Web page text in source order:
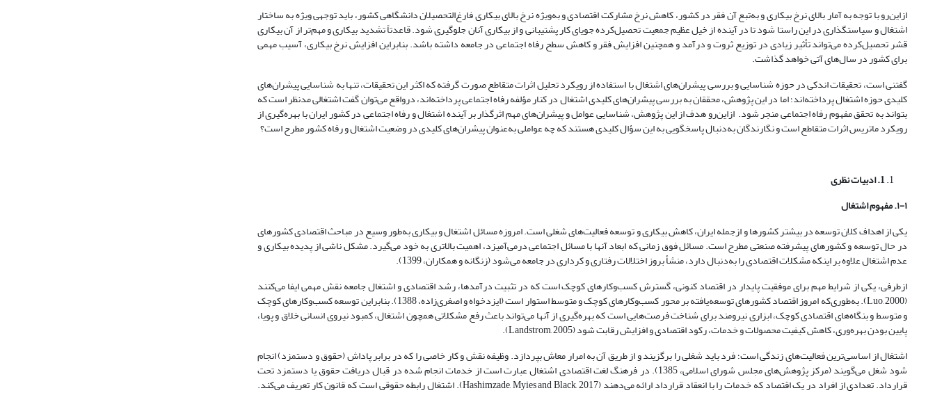
ازاین‌رو با توجه به آمار بالای نرخ بیکاری و به‌تبع آن فقر در کشور، کاهش نرخ مشارکت اقتصادی و به‌ویژه نرخ بالای بیکاری فارغ‌التحصیلان دانشگاهی کشور، باید توجهی ویژه به ساختار
اشتغال و سیاستگذاری در این راستا شود تا در آینده از خیل عظیم جمعیت تحصیل‌کرده جویای کار پشتیبانی و از بیکاری آنان جلوگیری شود. قاعدتاً تشدید بیکاری و مهم‌تر از آن بیکاری
قشر تحصیل‌کرده می‌تواند تأثیر زیادی در توزیع ثروت و درآمد و همچنین افزایش فقر و کاهش سطح رفاه اجتماعی در جامعه داشته باشد. بنابراین افزایش نرخ بیکاری، آسیب مهمی
برای کشور در سال‌های آتی خواهد گذاشت.
گفتنی است، تحقیقات اندکی در حوزه شناسایی و بررسی پیشران‌های اشتغال با استفاده از رویکرد تحلیل اثرات متقاطع صورت گرفته که اکثر این تحقیقات، تنها به شناسایی پیشران‌های
کلیدی حوزه اشتغال پرداخته‌اند؛ اما در این پژوهش، محققان به بررسی پیشران‌های کلیدی اشتغال در کنار مؤلفه رفاه اجتماعی پرداخته‌اند، درواقع می‌توان گفت اشتغالی مدنظر است که
بتواند به تحقق مفهوم رفاه اجتماعی منجر شود. از‌این‌رو هدف از این پژوهش، شناسایی عوامل و پیشران‌های مهم اثرگذار بر آینده اشتغال و رفاه اجتماعی در کشور ایران با بهره‌گیری از
رویکرد ماتریس اثرات متقاطع است و نگارندگان به‌دنبال پاسخگویی به این سؤال کلیدی هستند که چه عواملی به‌عنوان پیشران‌های کلیدی در وضعیت اشتغال و رفاه کشور مطرح است؟
1. ادبیات نظری
۱-۱. مفهوم اشتغال
یکی از اهداف کلان توسعه در بیشتر کشورها و ازجمله ایران، کاهش بیکاری و توسعه فعالیت‌های شغلی است. امروزه مسائل اشتغال و بیکاری به‌طور وسیع در مباحث اقتصادی کشورهای
در حال توسعه و کشورهای پیشرفته صنعتی مطرح است. مسائل فوق زمانی که ابعاد آنها با مسائل اجتماعی درمی‌آمیزد، اهمیت بالاتری به خود می‌گیرد. مشکل ناشی از پدیده بیکاری و
عدم اشتغال علاوه بر اینکه مشکلات اقتصادی را به‌دنبال دارد، منشأ بروز اختلالات رفتاری و کرداری در جامعه می‌شود (زنگانه و همکاران، 1399).
ازطرفی، یکی از شرایط مهم برای موفقیت پایدار در اقتصاد کنونی، گسترش کسب‌و‌کارهای کوچک است که در تثبیت درآمدها، رشد اقتصادی و اشتغال جامعه نقش مهمی ایفا می‌کنند
(Luo, 2000). به‌طوری‌که امروز اقتصاد کشورهای توسعه‌یافته بر محور کسب‌و‌کارهای کوچک و متوسط استوار است (ایزدخواه و اصغری‌زاده، 1388). بنابراین توسعه کسب‌و‌کار‌های کوچک
و متوسط و بنگاه‌های اقتصادی کوچک، ابزاری نیرومند برای شناخت فرصت‌هایی است که بهره‌گیری از آنها می‌تواند باعث رفع مشکلاتی همچون اشتغال، کمبود نیروی انسانی خلاق و پویا،
پایین بودن بهره‌وری، کاهش کیفیت محصولات و خدمات، رکود اقتصادی و افزایش رقابت شود (Landstrom, 2005).
اشتغال از اساسی‌ترین فعالیت‌های زندگی است؛ فرد باید شغلی را برگزیند و از طریق آن به امرار معاش بپردازد. وظیفه نقش و کار خاصی را که در برابر پاداش (حقوق و دستمزد) انجام
شود شغل می‌گویند (مرکز پژوهش‌های مجلس شورای اسلامی، 1385). در فرهنگ لغت اقتصادی اشتغال عبارت است از خدمات انجام شده در قبال دریافت حقوق یا دستمزد تحت
قرارداد. تعدادی از افراد در یک اقتصاد که خدمات را با انعقاد قرارداد ارائه می‌دهند (Hashimzade, Myies and Black, 2017). اشتغال رابطه حقوقی است که قانون کار تعریف می‌کند.